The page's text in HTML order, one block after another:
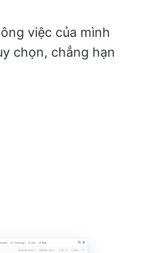
việc của mình
chọn, chẳng hạn